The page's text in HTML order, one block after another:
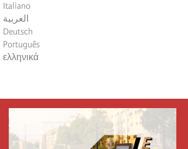
Italiano
العربية
Deutsch
Português
ελληνικά